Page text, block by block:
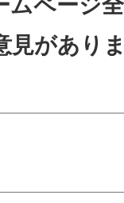
ムページ
見があり